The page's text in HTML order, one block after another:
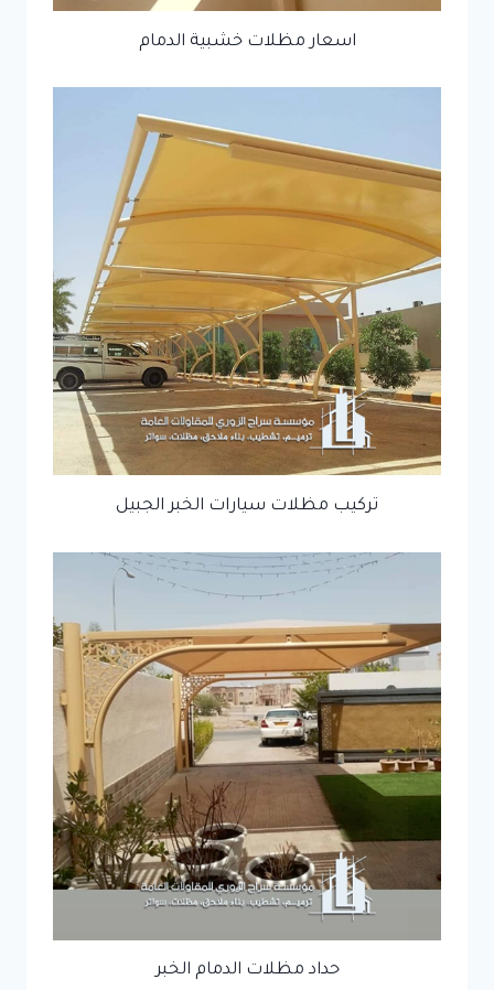
اسعار مظلات خشبية الدمام
تركيب مظلات سيارات الخبر الجبيل
حداد مظلات الدمام الخبر